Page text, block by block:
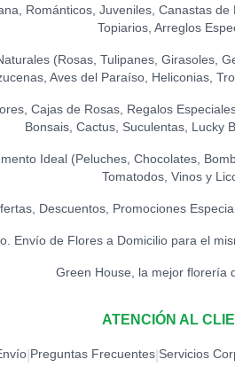
Románticos, Juveniles, Canastas
Topiarios, Arreglos
(Rosas, Tulipanes, Girasoles,
Aves del Paraíso, Heliconias,
Cajas de Rosas, Regalos
Bonsais, Cactus, Suculentas, Lucky
Ideal (Peluches, Chocolates,
Tomatodos, Vinos y
Descuentos, Promociones
Envío de Flores a Domicilio para el
Green House, la mejor florería
ATENCIÓN AL
Preguntas Frecuentes Servicios